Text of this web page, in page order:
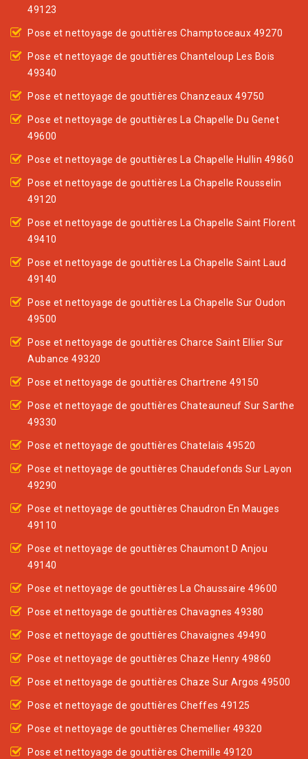
49123
Pose et nettoyage de gouttières Champtoceaux 49270
Pose et nettoyage de gouttières Chanteloup Les Bois
49340
Pose et nettoyage de gouttières Chanzeaux 49750
Pose et nettoyage de gouttières La Chapelle Du Genet
49600
Pose et nettoyage de gouttières La Chapelle Hullin 49860
Pose et nettoyage de gouttières La Chapelle Rousselin
49120
Pose et nettoyage de gouttières La Chapelle Saint Florent
49410
Pose et nettoyage de gouttières La Chapelle Saint Laud
49140
Pose et nettoyage de gouttières La Chapelle Sur Oudon
49500
Pose et nettoyage de gouttières Charce Saint Ellier Sur
Aubance 49320
Pose et nettoyage de gouttières Chartrene 49150
Pose et nettoyage de gouttières Chateauneuf Sur Sarthe
49330
Pose et nettoyage de gouttières Chatelais 49520
Pose et nettoyage de gouttières Chaudefonds Sur Layon
49290
Pose et nettoyage de gouttières Chaudron En Mauges
49110
Pose et nettoyage de gouttières Chaumont D Anjou
49140
Pose et nettoyage de gouttières La Chaussaire 49600
Pose et nettoyage de gouttières Chavagnes 49380
Pose et nettoyage de gouttières Chavaignes 49490
Pose et nettoyage de gouttières Chaze Henry 49860
Pose et nettoyage de gouttières Chaze Sur Argos 49500
Pose et nettoyage de gouttières Cheffes 49125
Pose et nettoyage de gouttières Chemellier 49320
Pose et nettoyage de gouttières Chemille 49120